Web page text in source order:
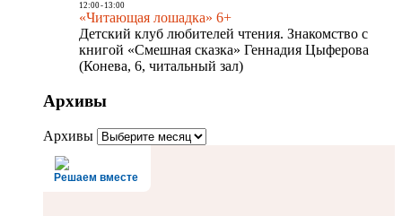
12:00- 13:00
«Читающая лошадка» 6+
Детский клуб любителей чтения. Знакомство с
книгой «Смешная сказка» Геннадия Цыферова
(Конева, 6, читальный зал)
Архивы
Архивы
Решаем вместе